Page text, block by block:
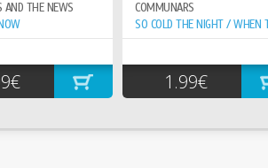
AND THE NEWS
COMMUNARS
1.99€